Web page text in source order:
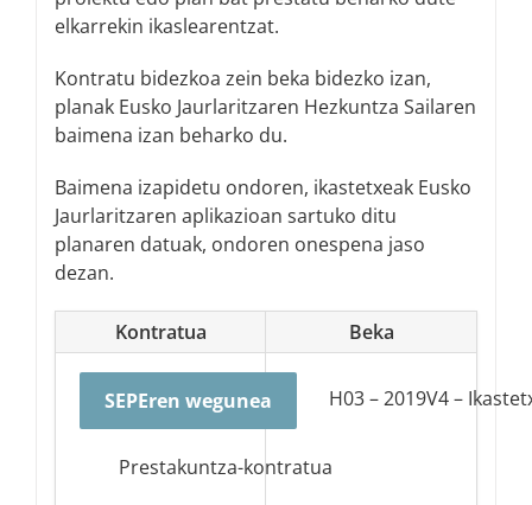
elkarrekin ikaslearentzat.
Kontratu bidezkoa zein beka bidezko izan,
planak Eusko Jaurlaritzaren Hezkuntza Sailaren
baimena izan beharko du.
Baimena izapidetu ondoren, ikastetxeak Eusko
Jaurlaritzaren aplikazioan sartuko ditu
planaren datuak, ondoren onespena jaso
dezan.
Kontratua Beka
SEPEren wegunea
Prestakuntza-kontratua
H03 – 2019V4 –